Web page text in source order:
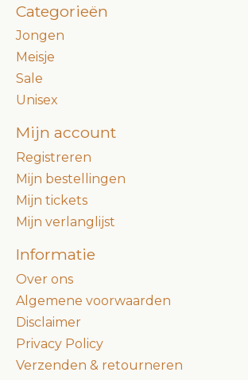
Categorieën
Jongen
Meisje
Sale
Unisex
Mijn account
Registreren
Mijn bestellingen
Mijn tickets
Mijn verlanglijst
Informatie
Over ons
Algemene voorwaarden
Disclaimer
Privacy Policy
Verzenden & retourneren